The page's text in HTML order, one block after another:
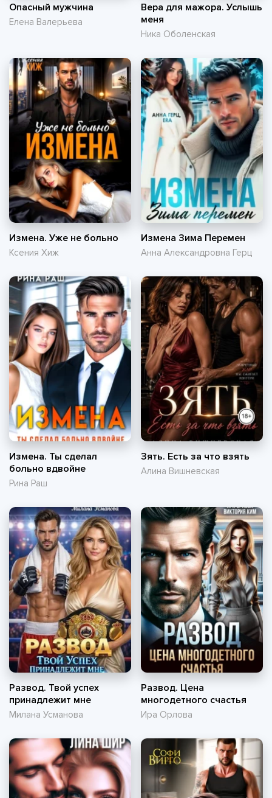
Опасный мужчина
Елена Валерьева
Вера для мажора. Услышь
меня
Ника Оболенская
Измена. Уже не больно
Ксения Хиж
Измена Зима Перемен
Анна Александровна Герц
Измена. Ты сделал
больно вдвойне
Рина Раш
Зять. Есть за что взять
Алина Вишневская
Развод. Твой успех
принадлежит мне
Милана Усманова
Развод. Цена
многодетного счастья
Ира Орлова